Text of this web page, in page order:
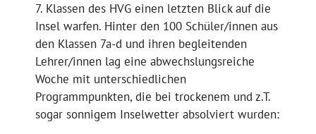
7. Klassen des HVG einen letzten Blick auf die
Insel warfen. Hinter den 100 Schüler/innen aus
den Klassen 7a-d und ihren begleitenden
Lehrer/innen lag eine abwechslungsreiche
Woche mit unterschiedlichen
Programmpunkten, die bei trockenem und z.T.
sogar sonnigem Inselwetter absolviert wurden: